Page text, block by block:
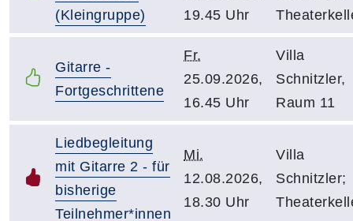
(Kleingruppe)
19.45 Uhr
Gitarre -
Fortgeschrittene
Fr.
25.09.2026,
16.45 Uhr
Villa
Schnitzler,
Raum 11
Liedbegleitung
mit Gitarre 2 - für
bisherige
Teilnehmer*innen
Mi.
12.08.2026,
18.30 Uhr
Villa
Schnitzler;